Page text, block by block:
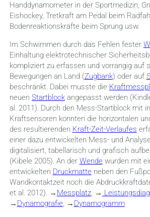
Handdynamometer in der Sportmedizin,
Eishockey, Tretkraft am Pedal beim
Bodenreaktionskräfte beim Sprung usw.
Im Schwimmen durch das Fehlen fester
Einhaltung elektrotechnischer
kompliziert zu erfassen und vorrangig auf
Bewegungen an Land (Zugbank) oder auf
beschränkt. Dabei musste die
neuen Startblockangepasst werden
al. 2011). Durch den Mess-Startblock mit
Kraftsensoren konnten die horizontalen
des resultierenden Kraft-Zeit-Verlaufes
einer dazu entwickelten Mess- und
digitalisiert, tabellarisch und grafisch
(Kibele 2005). An der Wende wurden mit
entwickelten Druckmatte neben den
Wandkontaktzeit noch die
et al. 2012). → Messplatz, →
→ Dynamografie, → Dynamogramm